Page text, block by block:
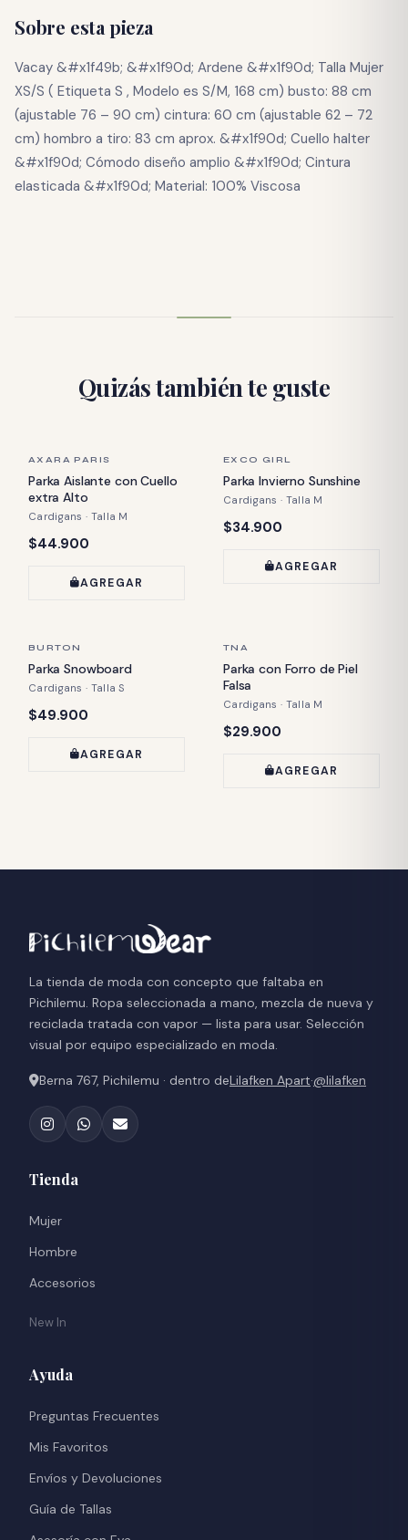
Sobre esta pieza
Vacay &#x1f49b; &#x1f90d; Ardene &#x1f90d; Talla Mujer
XS/S ( Etiqueta S , Modelo es S/M, 168 cm) busto: 88 cm
(ajustable 76 – 90 cm) cintura: 60 cm (ajustable 62 – 72
cm) hombro a tiro: 83 cm aprox. &#x1f90d; Cuello halter
&#x1f90d; Cómodo diseño amplio &#x1f90d; Cintura
elasticada &#x1f90d; Material: 100% Viscosa
Quizás también te guste
ÚLTIMA PIEZA
AXARA PARIS
Parka Aislante con Cuello
extra Alto
Cardigans · Talla M
Precio:
$44.900
AGREGAR
ÚLTIMA PIEZA
EXCO GIRL
Parka Invierno Sunshine
Cardigans · Talla M
Precio:
$34.900
AGREGAR
ÚLTIMA PIEZA
BURTON
Parka Snowboard
Cardigans · Talla S
Precio:
$49.900
AGREGAR
ÚLTIMA PIEZA
TNA
Parka con Forro de Piel
Falsa
Cardigans · Talla M
Precio:
$29.900
AGREGAR
La tienda de moda con concepto que faltaba en
Pichilemu. Ropa seleccionada a mano, mezcla de nueva y
reciclada tratada con vapor — lista para usar. Selección
visual por equipo especializado en moda.
Berna 767, Pichilemu · dentro deLilafken Apart·@lilafken
Tienda
Mujer
Hombre
Accesorios
New In
Ayuda
Preguntas Frecuentes
Mis Favoritos
Envíos y Devoluciones
Guía de Tallas